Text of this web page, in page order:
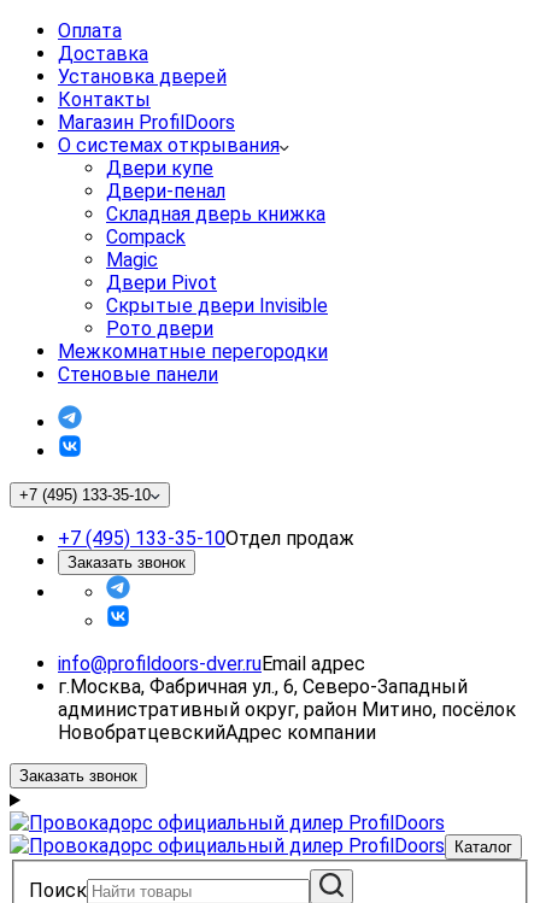
Оплата
Доставка
Установка дверей
Контакты
Магазин ProfilDoors
О системах открывания
Двери купе
Двери-пенал
Складная дверь книжка
Compack
Magic
Двери Pivot
Скрытые двери Invisible
Рото двери
Межкомнатные перегородки
Стеновые панели
+7 (495) 133-35-10
+7 (495) 133-35-10Отдел продаж
Заказать звонок
info@profildoors-dver.ruEmail адрес
г.Москва, Фабричная ул., 6, Северо-Западный
административный округ, район Митино, посёлок
НовобратцевскийАдрес компании
Заказать звонок
Каталог
Поиск